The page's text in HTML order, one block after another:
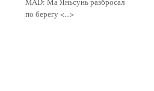
по берегу <...>